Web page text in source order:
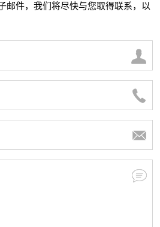
邮件，我们将尽快与您取得联系，以